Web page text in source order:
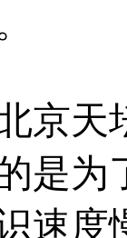
京天
是为
速度